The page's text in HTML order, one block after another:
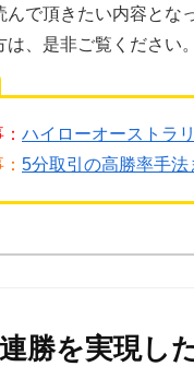
んで頂きたい内容とな
、是非ご覧ください。
ハイローオーストラ
5分取引の高勝率手法
勝を実現し